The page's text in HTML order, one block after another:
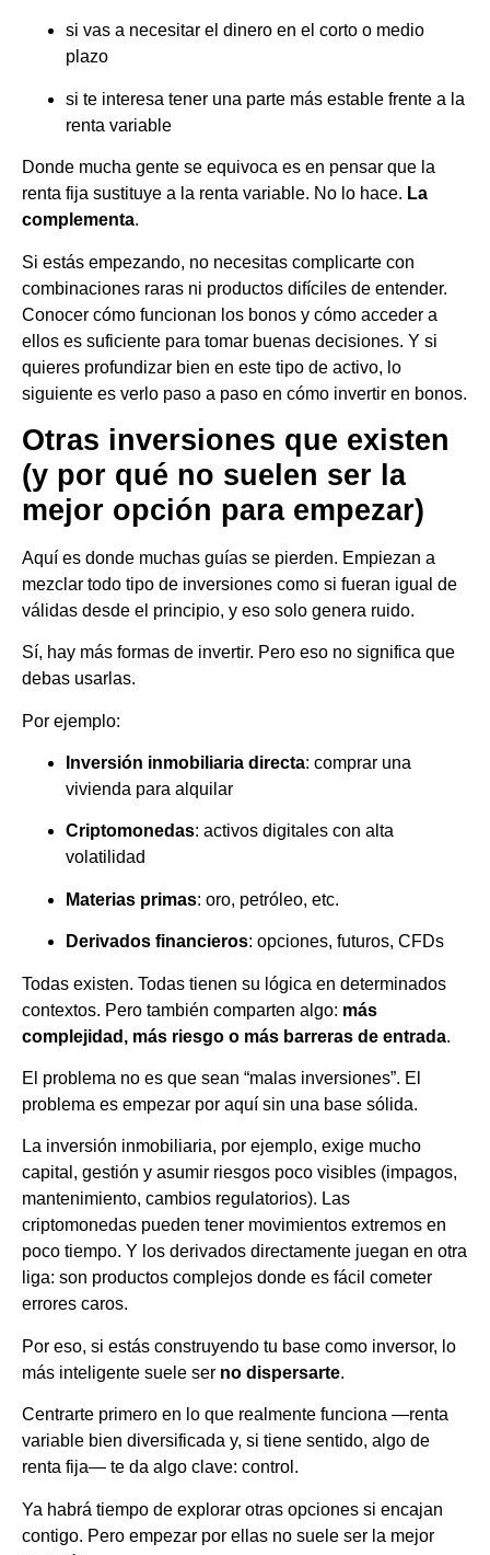
si vas a necesitar el dinero en el corto o medio
plazo
si te interesa tener una parte más estable frente a la
renta variable
Donde mucha gente se equivoca es en pensar que la
renta fija sustituye a la renta variable. No lo hace. La
complementa.
Si estás empezando, no necesitas complicarte con
combinaciones raras ni productos difíciles de entender.
Conocer cómo funcionan los bonos y cómo acceder a
ellos es suficiente para tomar buenas decisiones. Y si
quieres profundizar bien en este tipo de activo, lo
siguiente es verlo paso a paso en cómo invertir en bonos.
Otras inversiones que existen
(y por qué no suelen ser la
mejor opción para empezar)
Aquí es donde muchas guías se pierden. Empiezan a
mezclar todo tipo de inversiones como si fueran igual de
válidas desde el principio, y eso solo genera ruido.
Sí, hay más formas de invertir. Pero eso no significa que
debas usarlas.
Por ejemplo:
Inversión inmobiliaria directa: comprar una
vivienda para alquilar
Criptomonedas: activos digitales con alta
volatilidad
Materias primas: oro, petróleo, etc.
Derivados financieros: opciones, futuros, CFDs
Todas existen. Todas tienen su lógica en determinados
contextos. Pero también comparten algo: más
complejidad, más riesgo o más barreras de entrada.
El problema no es que sean “malas inversiones”. El
problema es empezar por aquí sin una base sólida.
La inversión inmobiliaria, por ejemplo, exige mucho
capital, gestión y asumir riesgos poco visibles (impagos,
mantenimiento, cambios regulatorios). Las
criptomonedas pueden tener movimientos extremos en
poco tiempo. Y los derivados directamente juegan en otra
liga: son productos complejos donde es fácil cometer
errores caros.
Por eso, si estás construyendo tu base como inversor, lo
más inteligente suele ser no dispersarte.
Centrarte primero en lo que realmente funciona —renta
variable bien diversificada y, si tiene sentido, algo de
renta fija— te da algo clave: control.
Ya habrá tiempo de explorar otras opciones si encajan
contigo. Pero empezar por ellas no suele ser la mejor